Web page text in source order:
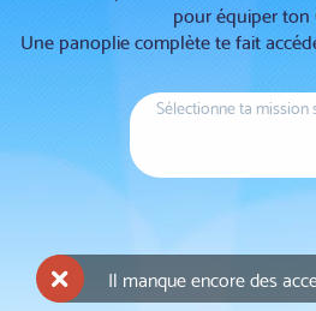
pour équiper ton
Une panoplie complète te fait
Sélectionne ta mission
Il manque encore des